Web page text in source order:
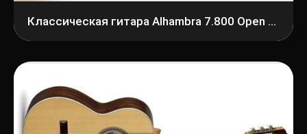
Классическая гитара Alhambra 7.800 Open Pore Z-Nature